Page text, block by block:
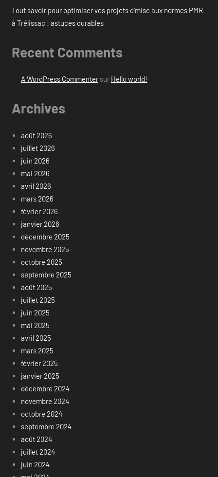
Tout savoir pour optimiser vos projets d’mise aux normes PMR
à Trélissac : astuces durables
Recent Comments
A WordPress Commentersur Hello world!
Archives
août 2026
juillet 2026
juin 2026
mai 2026
avril 2026
mars 2026
février 2026
janvier 2026
décembre 2025
novembre 2025
octobre 2025
septembre 2025
août 2025
juillet 2025
juin 2025
mai 2025
avril 2025
mars 2025
février 2025
janvier 2025
décembre 2024
novembre 2024
octobre 2024
septembre 2024
août 2024
juillet 2024
juin 2024